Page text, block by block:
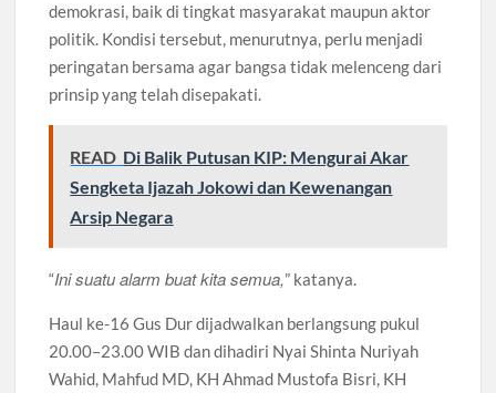
demokrasi, baik di tingkat masyarakat maupun aktor
politik. Kondisi tersebut, menurutnya, perlu menjadi
peringatan bersama agar bangsa tidak melenceng dari
prinsip yang telah disepakati.
READ Di Balik Putusan KIP: Mengurai Akar
Sengketa Ijazah Jokowi dan Kewenangan
Arsip Negara
“Ini suatu alarm buat kita semua,” katanya.
Haul ke-16 Gus Dur dijadwalkan berlangsung pukul
20.00–23.00 WIB dan dihadiri Nyai Shinta Nuriyah
Wahid, Mahfud MD, KH Ahmad Mustofa Bisri, KH